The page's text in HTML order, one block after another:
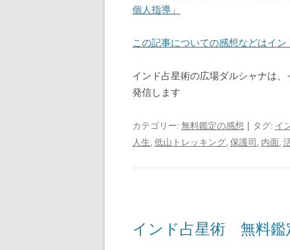
個人指導」
この記事についての感想などはイ
インド占星術の広場ダルシャナは
発信します
カテゴリー: 無料鑑定の感想 | タグ: イ
人生,低山トレッキング,保護司, 内面,
インド占星術 無料鑑